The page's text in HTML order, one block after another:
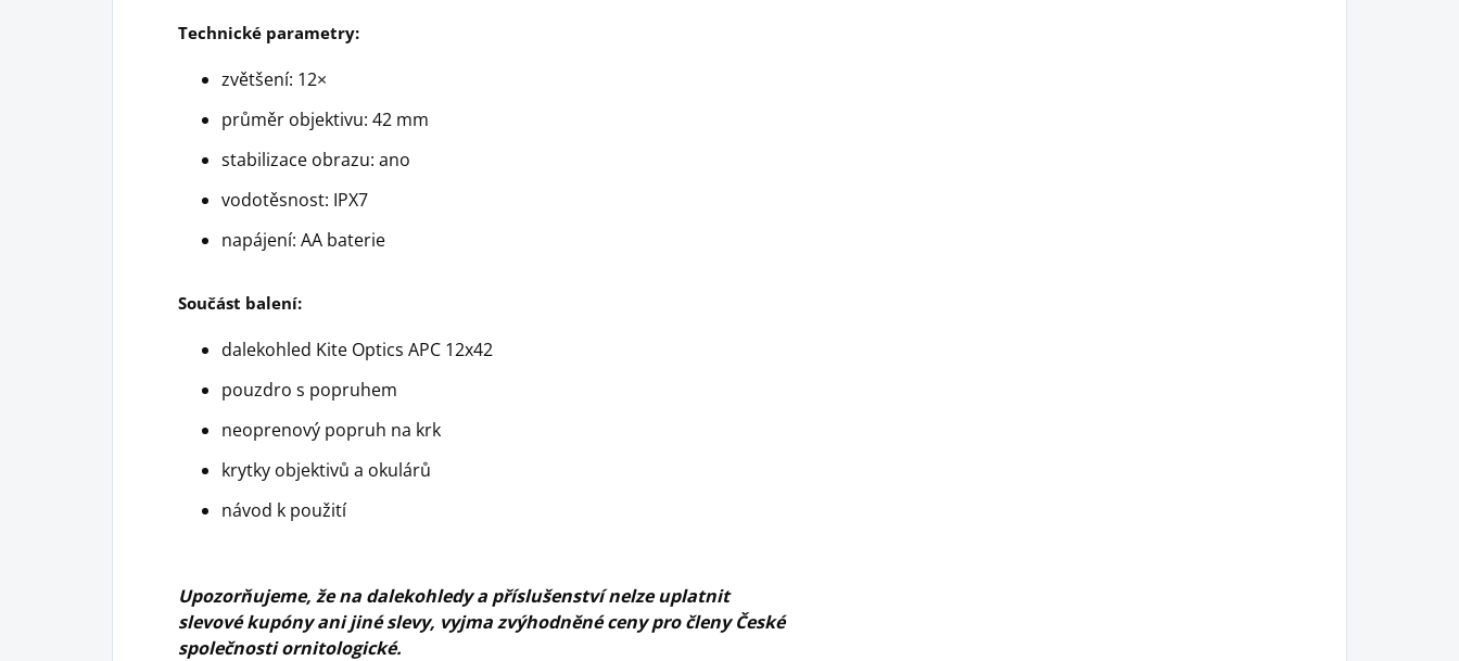
Technické parametry:
zvětšení: 12×
průměr objektivu: 42 mm
stabilizace obrazu: ano
vodotěsnost: IPX7
napájení: AA baterie
Součást balení:
dalekohled Kite Optics APC 12x42
pouzdro s popruhem
neoprenový popruh na krk
krytky objektivů a okulárů
návod k použití
Upozorňujeme, že na dalekohledy a příslušenství nelze uplatnit
slevové kupóny ani jiné slevy, vyjma zvýhodněné ceny pro členy České
společnosti ornitologické.